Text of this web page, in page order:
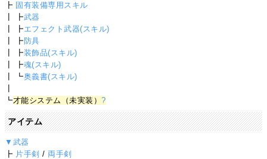
┣ 固有装備専用スキル
┃ ┣武器
┃ ┣エフェクト武器(スキル)
┃ ┣防具
┃ ┣装飾品(スキル)
┃ ┣魂(スキル)
┃ ┗奥義書(スキル)
┗才能システム（未実装）?
アイテム
▼武器
┣ 片手剣 / 両手剣